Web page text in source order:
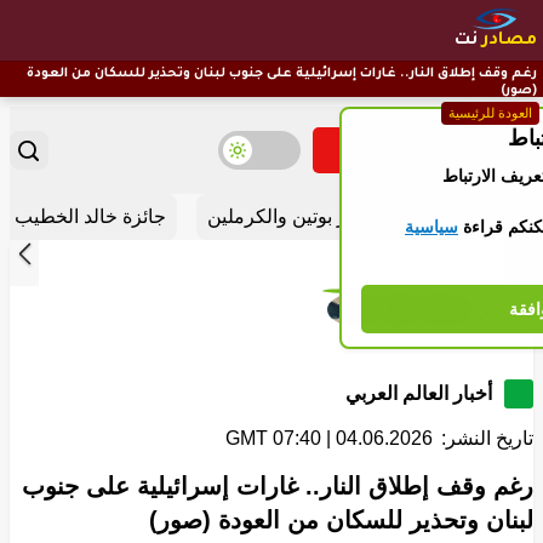
مصادرنت
العودة للرئيسية
رغم وقف إطلاق النار.. غارات إسرائيلية على جنوب لبنان وتحذير للسكان من العودة
(صور)